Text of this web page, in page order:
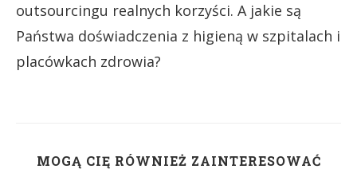
outsourcingu realnych korzyści. A jakie są
Państwa doświadczenia z higieną w szpitalach i
placówkach zdrowia?
MOGĄ CIĘ RÓWNIEŻ ZAINTERESOWAĆ